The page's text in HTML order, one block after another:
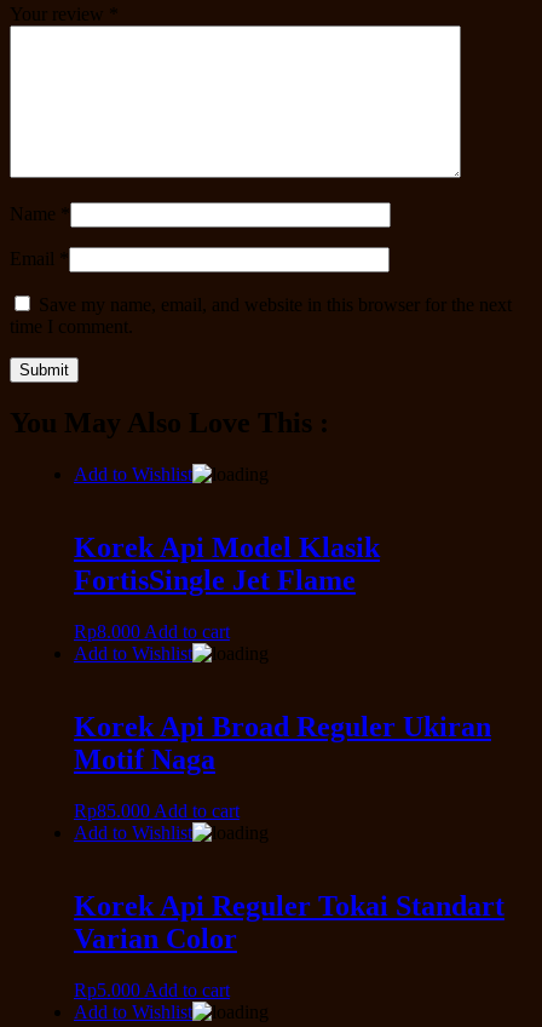
Your review
Name
Email
Save my name, email, and website in this browser for the next
time I comment.
You May Also Love This :
Add to Wishlist
Korek Api Model Klasik
FortisSingle Jet Flame
Rp8.000 Add to cart
Add to Wishlist
Korek Api Broad Reguler Ukiran
Motif Naga
Rp85.000 Add to cart
Add to Wishlist
Korek Api Reguler Tokai Standart
Varian Color
Rp5.000 Add to cart
Add to Wishlist